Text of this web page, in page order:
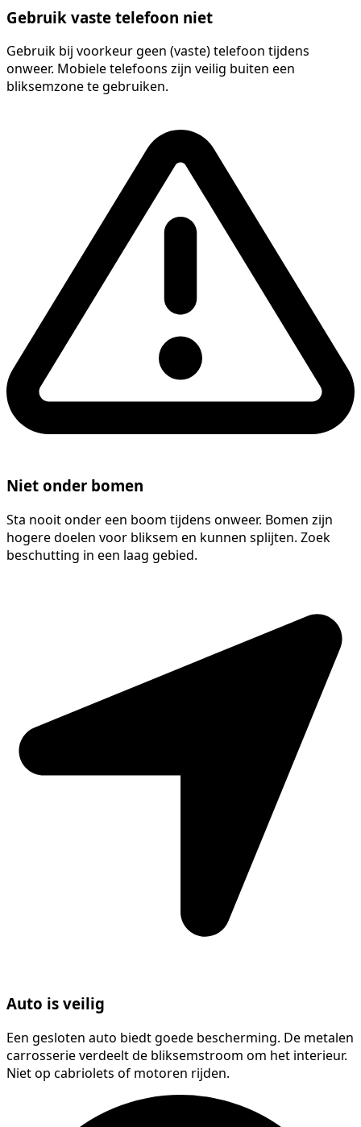
Gebruik vaste telefoon niet
Gebruik bij voorkeur geen (vaste) telefoon tijdens
onweer. Mobiele telefoons zijn veilig buiten een
bliksemzone te gebruiken.
Niet onder bomen
Sta nooit onder een boom tijdens onweer. Bomen zijn
hogere doelen voor bliksem en kunnen splijten. Zoek
beschutting in een laag gebied.
Auto is veilig
Een gesloten auto biedt goede bescherming. De metalen
carrosserie verdeelt de bliksemstroom om het interieur.
Niet op cabriolets of motoren rijden.